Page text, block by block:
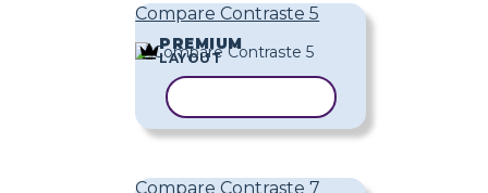
Compare Contraste 5
PREMIUM
LAYOUT
Compare Contraste 7